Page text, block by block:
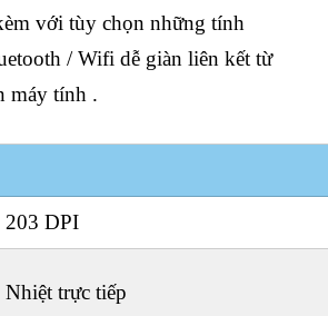
với tùy chọn những tính
/ Wifi dễ giàn liên kết từ
máy tính .
203 DPI
Nhiệt trực tiếp